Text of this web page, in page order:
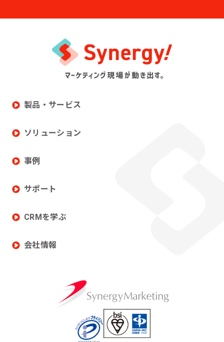
製品・サービス
ソリューション
事例
サポート
CRMを学ぶ
会社情報